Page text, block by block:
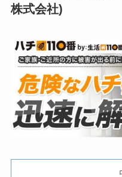
株式会社)